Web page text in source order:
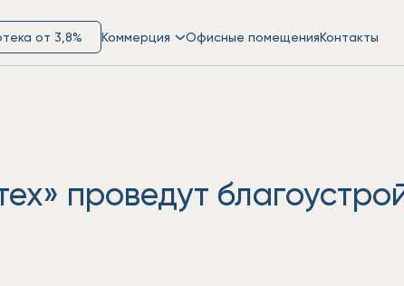
от 3,8% Коммерция Офисные помещенияКонтакты
проведут